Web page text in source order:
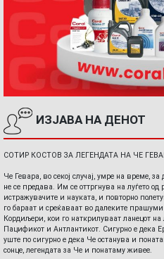
ИЗЈАВА НА ДЕНОТ
СОТИР КОСТОВ ЗА ЛЕГЕНДАТА НА ЧЕ
Че Гевара, во секој случај, умре на време,
не се предава. Им се оттргнува на луѓето од
истражувачите и науката, и повторно
го бараат и среќаваат во далеките
Кордиљери, кои го наткрилуваат ланецот
Пацификот и Антлантикот. Сигурно е дека
уште по сигурно е дека Че останува и
сонце, легендата за Че и понатаму живее.